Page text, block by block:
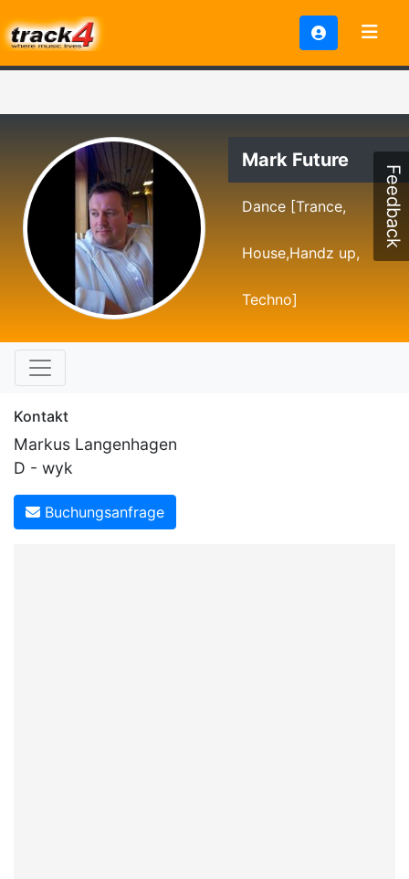
Mark Future
Dance [Trance,
House,Handz up,
Techno]
Kontakt
Markus Langenhagen
D - wyk
Buchungsanfrage
Feedback